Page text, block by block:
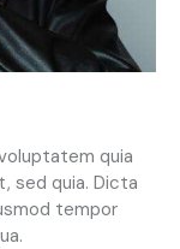
quia
sed quia. Dicta
tempor